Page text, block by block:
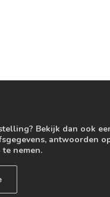
Bekijk dan ook
antwoorden
nemen.